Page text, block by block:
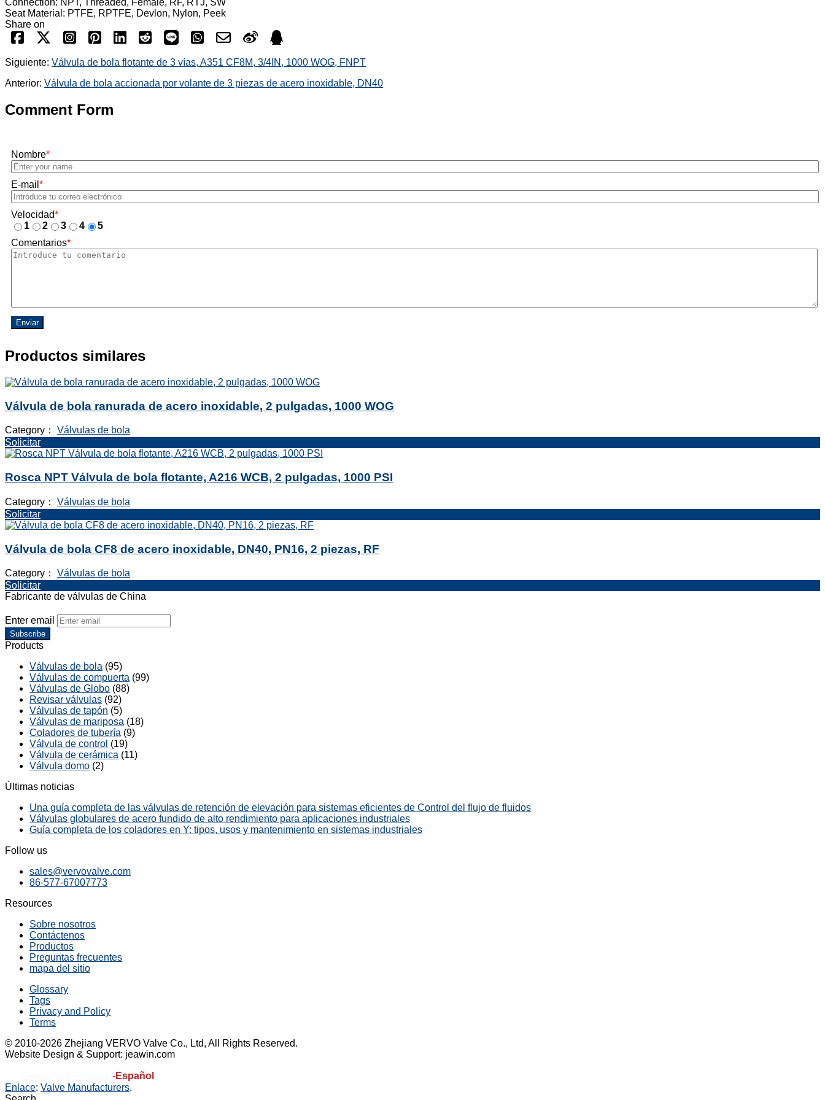
Connection: NPT, Threaded, Female, RF, RTJ, SW
Seat Material: PTFE, RPTFE, Devlon, Nylon, Peek
Share on
Siguiente: Válvula de bola flotante de 3 vías, A351 CF8M, 3/4IN, 1000 WOG, FNPT
Anterior: Válvula de bola accionada por volante de 3 piezas de acero inoxidable, DN40
Comment Form
Nombre*
E-mail *
Velocidad*
1
2 3 4
5
Comentarios*
Enviar
Productos similares
Válvula de bola ranurada de acero inoxidable, 2 pulgadas, 1000 WOG
Category： Válvulas de bola
Solicitar
Rosca NPT Válvula de bola flotante, A216 WCB, 2 pulgadas, 1000 PSI
Category： Válvulas de bola
Solicitar
Válvula de bola CF8 de acero inoxidable, DN40, PN16, 2 piezas, RF
Category： Válvulas de bola
Solicitar
Fabricante de válvulas de China
Enter email
Subscribe
Products
Válvulas de bola (95)
Válvulas de compuerta (99)
Válvulas de Globo (88)
Revisar válvulas (92)
Válvulas de tapón (5)
Válvulas de mariposa (18)
Coladores de tubería (9)
Válvula de control (19)
Válvula de cerámica (11)
Válvula domo (2)
Últimas noticias
Una guía completa de las válvulas de retención de elevación para sistemas eficientes de Control del flujo de fluidos
Válvulas globulares de acero fundido de alto rendimiento para aplicaciones industriales
Guía completa de los coladores en Y: tipos, usos y mantenimiento en sistemas industriales
Follow us
sales@vervovalve.com
86-577-67007773
Resources
Sobre nosotros
Contáctenos
Productos
Preguntas frecuentes
mapa del sitio
Glossary
Tags
Privacy and Policy
Terms
© 2010-2026 Zhejiang VERVO Valve Co., Ltd, All Rights Reserved.
Website Design & Support: jeawin.com
-Español
Enlace: Valve Manufacturers.